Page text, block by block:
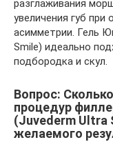
разглаживания
увеличения губ
асимметрии. Гель
Smile) идеально
подбородка и скул.
Вопрос:
процедур
(Juvederm Ultra
желаемого